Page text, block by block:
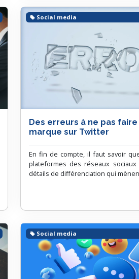
Des erreurs à ne pas
marque sur Twitter
En fin de compte, il faut savoir
plateformes des réseaux sociaux
détails de différenciation qui
Social media
Social media